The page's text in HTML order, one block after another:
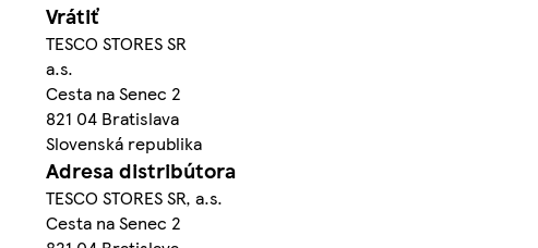
Vrátiť
TESCO STORES SR
a.s.
Cesta na Senec 2
821 04 Bratislava
Slovenská republika
Adresa distribútora
TESCO STORES SR, a.s.
Cesta na Senec 2